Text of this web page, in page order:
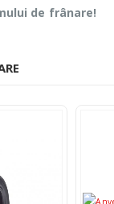
de frânare!